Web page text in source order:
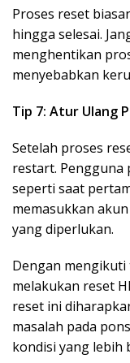
Proses reset
hingga selesai.
menghentikan
menyebabkan
Tip 7: Atur Ulang
Setelah proses
restart. Pengguna
seperti saat
memasukkan
yang diperlukan.
Dengan
melakukan reset
reset ini
masalah pada
kondisi yang lebih